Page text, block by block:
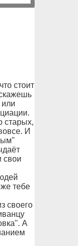
стоит
старых,
И
свои
тебе
своего
А